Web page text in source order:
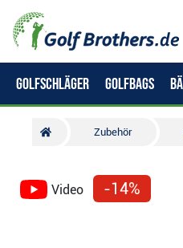
GOLFSCHLÄGER GOLFBAGS
Zubehör
Video -14%